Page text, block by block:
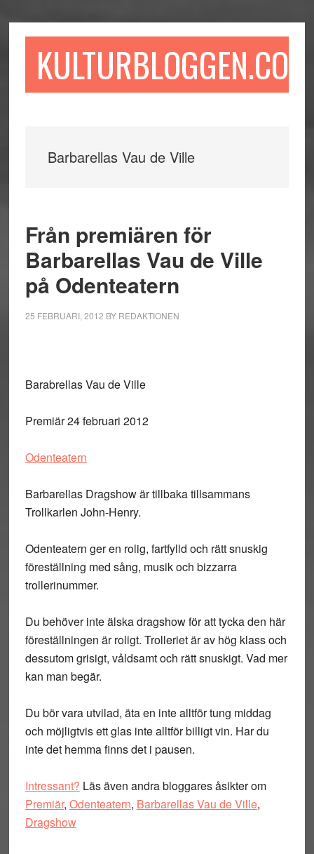
till
till
sidofältet
till
KULTURBLOGGEN.COM
Barbarellas Vau de Ville
Från premiären för
Barbarellas Vau de Ville
på Odenteatern
25 FEBRUARI, 2012 BY REDAKTIONEN
Barabrellas Vau de Ville
Premiär 24 februari 2012
Odenteatern
Barbarellas Dragshow är tillbaka tillsammans
Trollkarlen John-Henry.
Odenteatern ger en rolig, fartfylld och rätt snuskig
föreställning med sång, musik och bizzarra
trollerinummer.
Du behöver inte älska dragshow för att tycka den här
föreställningen är roligt. Trolleriet är av hög klass och
dessutom grisigt, våldsamt och rätt snuskigt. Vad mer
kan man begär.
Du bör vara utvilad, äta en inte alltför tung middag
och möjligtvis ett glas inte alltför billigt vin. Har du
inte det hemma finns det i pausen.
Intressant? Läs även andra bloggares åsikter om
Premiär, Odenteatern, Barbarellas Vau de Ville,
Dragshow